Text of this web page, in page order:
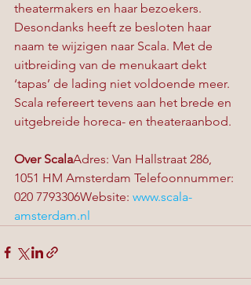
theatermakers en haar bezoekers.
Desondanks heeft ze besloten haar
naam te wijzigen naar Scala. Met de
uitbreiding van de menukaart dekt
‘tapas’ de lading niet voldoende meer.
Scala refereert tevens aan het brede en
uitgebreide horeca- en theateraanbod.
Over ScalaAdres: Van Hallstraat 286,
1051 HM Amsterdam Telefoonnummer:
020 7793306Website: www.scala-
amsterdam.nl